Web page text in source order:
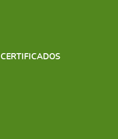
CERTIFICADOS